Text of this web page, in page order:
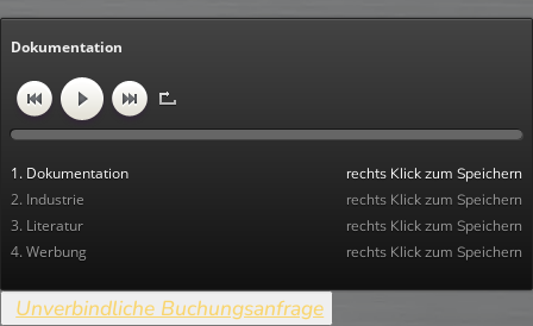
Dokumentation
1. Dokumentation rechts Klick zum Speichern
2. Industrie rechts Klick zum Speichern
3. Literatur rechts Klick zum Speichern
4. Werbung rechts Klick zum Speichern